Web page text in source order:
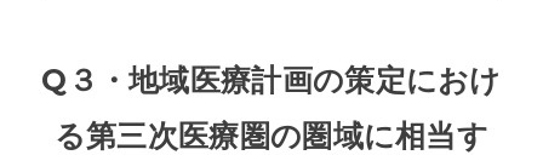
Q３・地域医療計画の策定におけ
る第三次医療圏の圏域に相当す